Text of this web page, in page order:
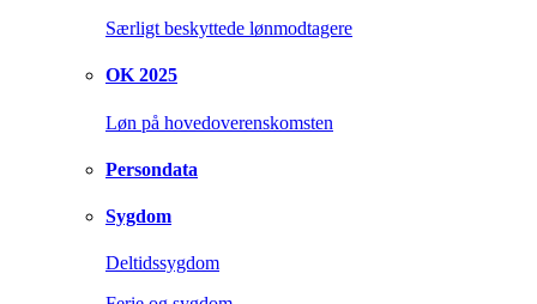
Særligt beskyttede lønmodtagere
OK 2025
Løn på hovedoverenskomsten
Persondata
Sygdom
Deltidssygdom